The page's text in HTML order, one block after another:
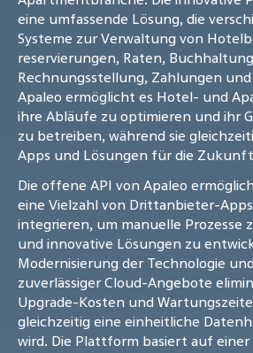
eine umfassende Lösung, die
Systeme zur Verwaltung von
reservierungen, Raten,
Rechnungsstellung, Zahlungen
Apaleo ermöglicht es Hotel- und
ihre Abläufe zu optimieren und ihr
zu betreiben, während sie
Apps und Lösungen für die
Die offene API von Apaleo
eine Vielzahl von Drittanbieter-
integrieren, um manuelle Prozesse
und innovative Lösungen zu
Modernisierung der Technologie
zuverlässiger Cloud-Angebote
Upgrade-Kosten und
gleichzeitig eine einheitliche
wird. Die Plattform basiert auf